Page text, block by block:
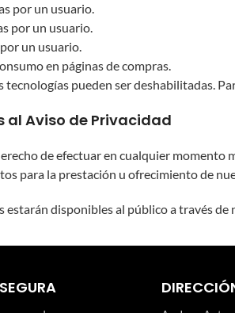
por un usuario.
por un usuario.
un usuario.
en páginas de compras.
tecnologías pueden ser deshabilitadas.
al Aviso de Privacidad
de efectuar en cualquier
para la prestación u ofrecimiento de
estarán disponibles al público a través